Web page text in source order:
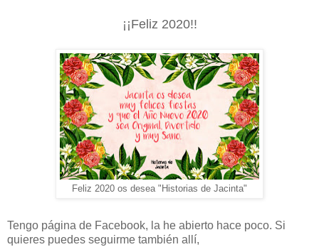
¡¡Feliz 2020!!
Feliz 2020 os desea "Historias de Jacinta"
Tengo página de Facebook, la he abierto hace poco. Si
quieres puedes seguirme también allí,